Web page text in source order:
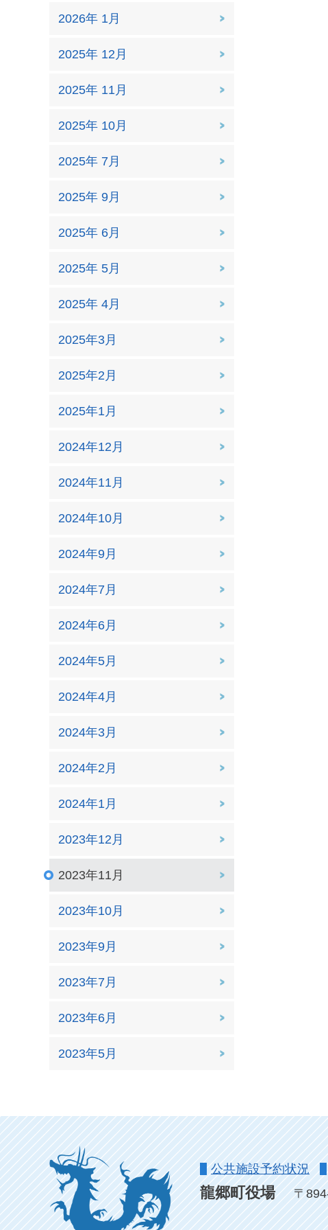
2026年 1月
2025年 12月
2025年 11月
2025年 10月
2025年 7月
2025年 9月
2025年 6月
2025年 5月
2025年 4月
2025年3月
2025年2月
2025年1月
2024年12月
2024年11月
2024年10月
2024年9月
2024年7月
2024年6月
2024年5月
2024年4月
2024年3月
2024年2月
2024年1月
2023年12月
2023年11月
2023年10月
2023年9月
2023年7月
2023年6月
2023年5月
公共施設予約状況
龍郷町役場 〒